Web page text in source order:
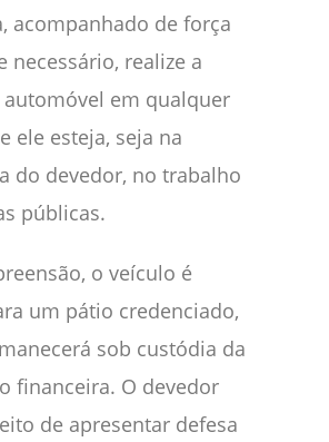
acompanhado de força
necessário, realize a
automóvel em qualquer
ele esteja, seja na
do devedor, no trabalho
públicas.
o veículo é
um pátio credenciado,
sob custódia da
financeira. O devedor
de apresentar defesa